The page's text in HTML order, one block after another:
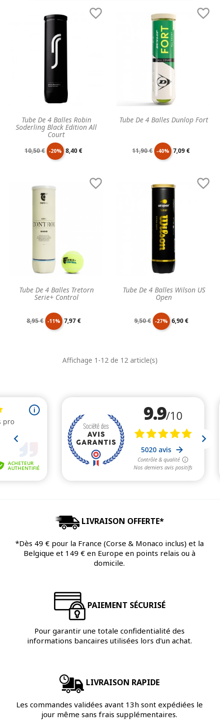
Tube De 4 Balles Robin
Soderling Black Edition All
Court

Prix
10,50 € -20% Prix
8,40 €
Tube De 4 Balles Dunlop Fort

Prix
11,90 € -40% Prix
7,09 €
Tube De 4 Balles Tretorn
Serie+ Control

Prix
8,95 € -11% Prix
7,97 €
Tube De 4 Balles Wilson US
Open

Prix
9,50 € -27% Prix
6,90 €
Affichage 1-12 de 12 article(s)
LIVRAISON OFFERTE*
*Dès 49 € pour la France (Corse & Monaco inclus) et la
Belgique et 149 € en Europe en points relais ou à
domicile.
PAIEMENT SÉCURISÉ
Pour garantir une totale confidentialité des
informations bancaires utilisées lors d'un achat.
LIVRAISON RAPIDE
Les commandes validées avant 13h sont expédiées le
jour même sans frais supplémentaires.